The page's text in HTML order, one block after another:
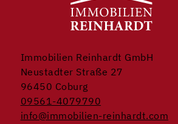
Immobilien Reinhardt GmbH
Neustadter Straße 27
96450 Coburg
09561-4079790
info@immobilien-reinhardt.com